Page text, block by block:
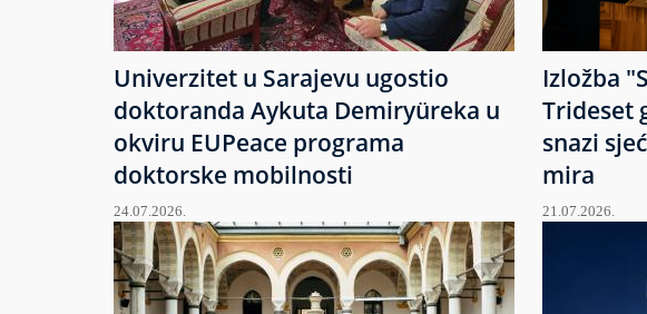
Univerzitet u Sarajevu ugostio
doktoranda Aykuta Demiryüreka u
okviru EUPeace programa
doktorske mobilnosti
24.07.2026.
Izložba
Trideset
snazi
mira
21.07.2026.